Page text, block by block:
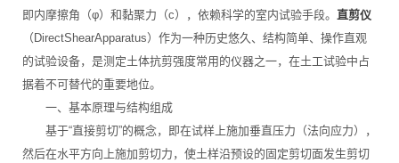
即内摩擦角（φ）和黏聚力（c），依赖科学的室内试验手段。 直剪仪
（DirectShearApparatus）作为一种历史悠久、结构简单、操作直观
的试验设备，是测定土体抗剪强度常用的仪器之一，在土工试验中占
据着不可替代的重要地位。
一、基本原理与结构组成
基于“直接剪切”的概念，即在试样上施加垂直压力（法向应力），
然后在水平方向上施加剪切力，使土样沿预设的固定剪切面发生剪切